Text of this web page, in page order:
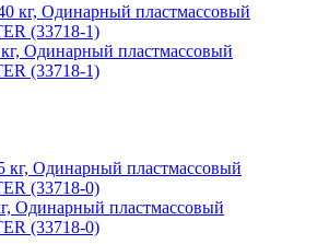
Одинарный пластмассовый
(33718-1)
Одинарный пластмассовый
(33718-0)